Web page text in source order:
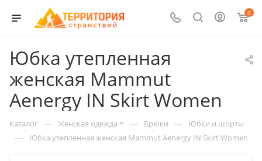
0
Юбка утепленная
женская Mammut
Aenergy IN Skirt Women
Каталог — Женская одежда ≡ — Брюки — Юбки и шорты
— Юбка утепленная женская Mammut Aenergy IN Skirt Women